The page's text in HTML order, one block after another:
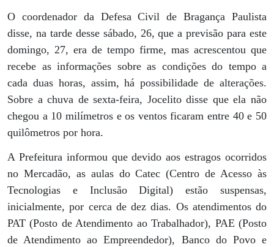
O coordenador da Defesa Civil de Bragança Paulista
disse, na tarde desse sábado, 26, que a previsão para este
domingo, 27, era de tempo firme, mas acrescentou que
recebe as informações sobre as condições do tempo a
cada duas horas, assim, há possibilidade de alterações.
Sobre a chuva de sexta-feira, Jocelito disse que ela não
chegou a 10 milímetros e os ventos ficaram entre 40 e 50
quilômetros por hora.
A Prefeitura informou que devido aos estragos ocorridos
no Mercadão, as aulas do Catec (Centro de Acesso às
Tecnologias e Inclusão Digital) estão suspensas,
inicialmente, por cerca de dez dias. Os atendimentos do
PAT (Posto de Atendimento ao Trabalhador), PAE (Posto
de Atendimento ao Empreendedor), Banco do Povo e